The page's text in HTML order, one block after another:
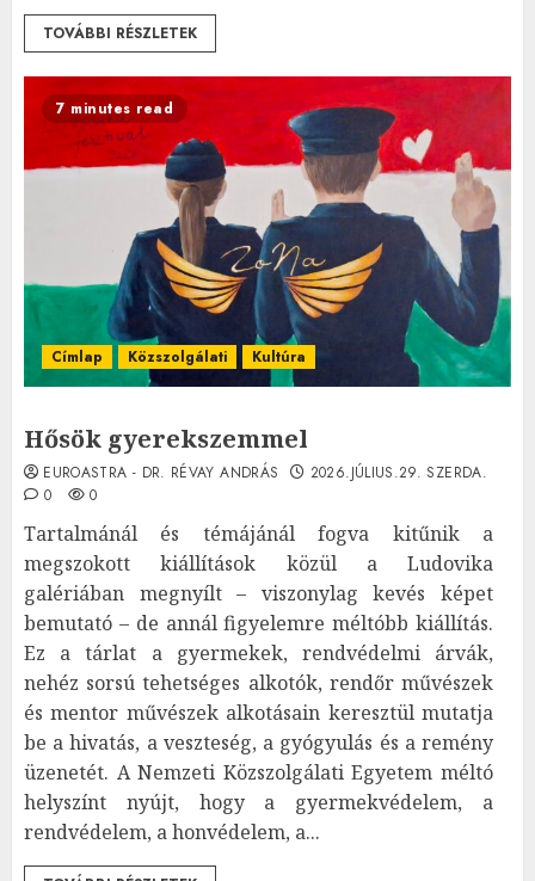
TOVÁBBI RÉSZLETEK
7 minutes read
Címlap Közszolgálati Kultúra
Hősök gyerekszemmel
EUROASTRA - DR. RÉVAY ANDRÁS
2026.JÚLIUS.29. SZERDA.
0
0
Tartalmánál és témájánál fogva kitűnik a
megszokott kiállítások közül a Ludovika
galériában megnyílt – viszonylag kevés képet
bemutató – de annál figyelemre méltóbb kiállítás.
Ez a tárlat a gyermekek, rendvédelmi árvák,
nehéz sorsú tehetséges alkotók, rendőr művészek
és mentor művészek alkotásain keresztül mutatja
be a hivatás, a veszteség, a gyógyulás és a remény
üzenetét. A Nemzeti Közszolgálati Egyetem méltó
helyszínt nyújt, hogy a gyermekvédelem, a
rendvédelem, a honvédelem, a...